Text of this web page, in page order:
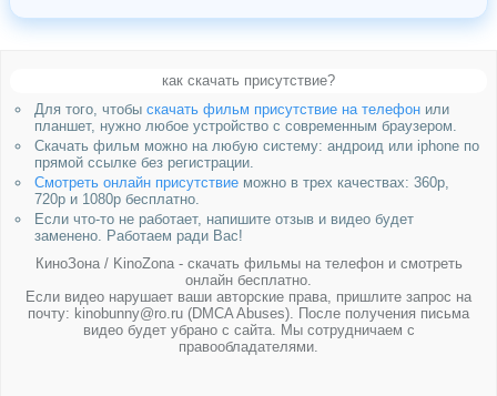
как скачать присутствие?
Для того, чтобы скачать фильм присутствие на телефонили
планшет, нужно любое устройство с современным браузером.
Скачать фильм можно на любую систему: андроид или iphone по
прямой ссылке без регистрации.
Смотреть онлайн присутствиеможно в трех качествах: 360p,
720p и 1080p бесплатно.
Если что-то не работает, напишите отзыв и видео будет
заменено. Работаем ради Вас!
КиноЗона / KinoZona - скачать фильмы на телефон и смотреть
онлайн бесплатно.
Если видео нарушает ваши авторские права, пришлите запрос на
почту: kinobunny@ro.ru (DMCA Abuses). После получения письма
видео будет убрано с сайта. Мы сотрудничаем с
правообладателями.